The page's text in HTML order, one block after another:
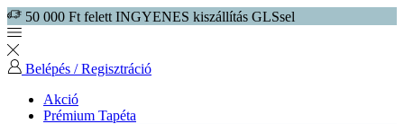
50 000 Ft felett INGYENES kiszállítás GLSsel
Belépés / Regisztráció
Akció
Prémium Tapéta